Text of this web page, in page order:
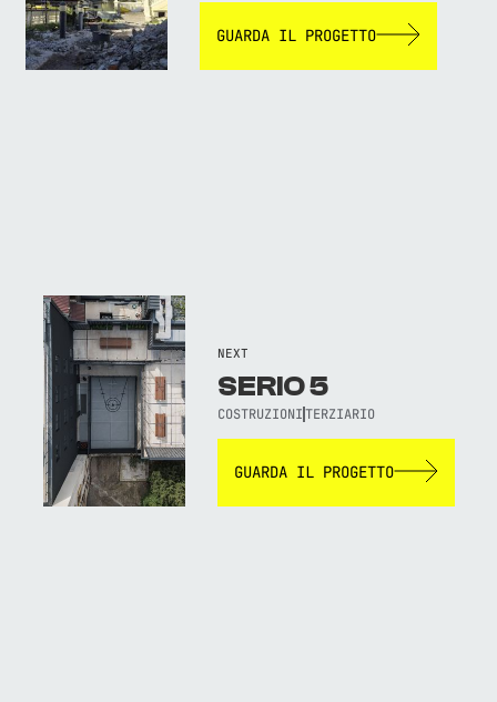
GUARDA IL PROGETTO
NEXT
SERIO 5
COSTRUZIONITERZIARIO
GUARDA IL PROGETTO